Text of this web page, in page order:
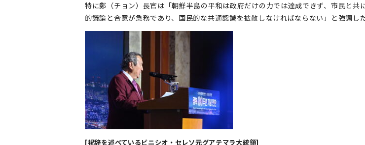
特に鄭（チョン）長官は「朝鮮半島の平和は政府だけの力では達成できず、市民と
的議論と合意が急務であり、国民的な共通認識を拡散しなければならない」と強調した
[祝辞を述べているビニシオ・セレソ元グアテマラ大統領]